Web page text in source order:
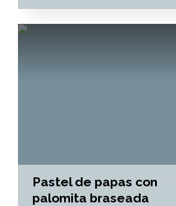
Pastel de papas con
palomita braseada